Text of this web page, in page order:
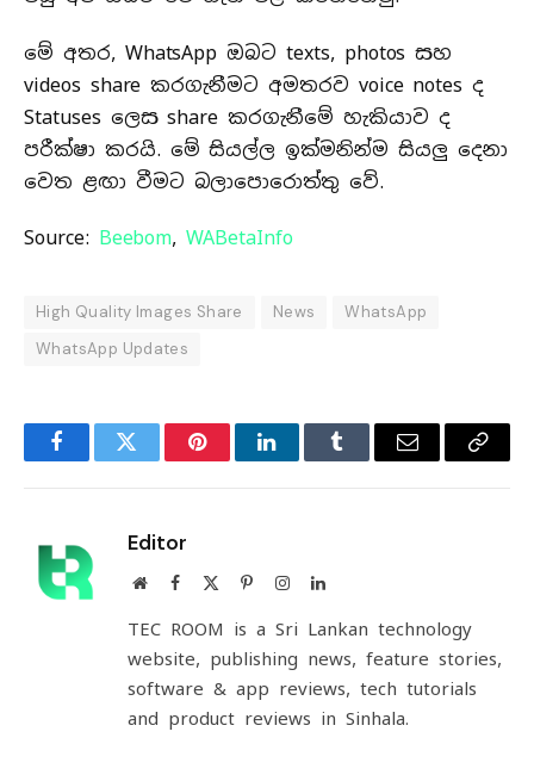
මේ අතර, WhatsApp ඔබට texts, photos සහ
videos share කරගැනීමට අමතරව voice notes ද
Statuses ලෙස share කරගැනීමේ හැකියාව ද
පරීක්ෂා කරයි. මේ සියල්ල ඉක්මනින්ම සියලු දෙනා
වෙත ළඟා වීමට බලාපොරොත්තු වේ.
Source: Beebom,WABetaInfo
High Quality Images Share News
WhatsApp
WhatsApp Updates
FacebookTwitter PinterestLinkedInTumblr Email
Copy
Editor
WebsiteFacebook PinterestInstagramLinkedIn
TEC ROOM is a Sri Lankan technology
website, publishing news, feature stories,
software & app reviews, tech tutorials
and product reviews in Sinhala.